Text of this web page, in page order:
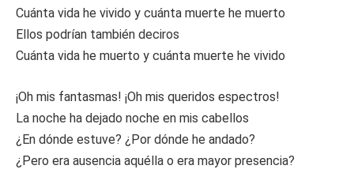
Cuánta vida he vivido y cuánta muerte he muerto
Ellos podrían también deciros
Cuánta vida he muerto y cuánta muerte he vivido
¡Oh mis fantasmas! ¡Oh mis queridos espectros!
La noche ha dejado noche en mis cabellos
¿En dónde estuve? ¿Por dónde he andado?
¿Pero era ausencia aquélla o era mayor presencia?